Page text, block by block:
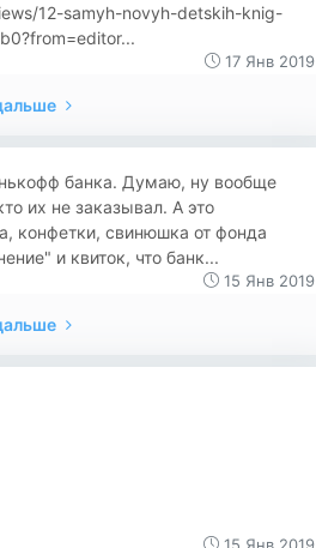
12-samyh-novyh-detskih-knig-
17 Янв 2019
банка. Думаю, ну вообще
их не заказывал. А это
конфетки, свинюшка от фонда
и квиток, что банк...
15 Янв 2019